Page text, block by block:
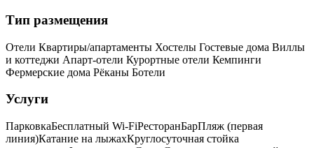
Тип размещения
Отели Квартиры/апартаменты Хостелы Гостевые дома Виллы
и коттеджи Апарт-отели Курортные отели Кемпинги
Фермерские дома Рёканы Ботели
Услуги
ПарковкаБесплатный Wi-FiРесторанБарПляж (первая
линия)Катание на лыжахКруглосуточная стойка